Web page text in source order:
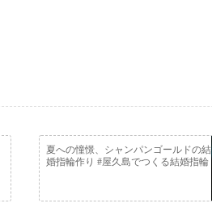
夏への憧憬、シャンパンゴールドの結
婚指輪作り #屋久島でつくる結婚指輪